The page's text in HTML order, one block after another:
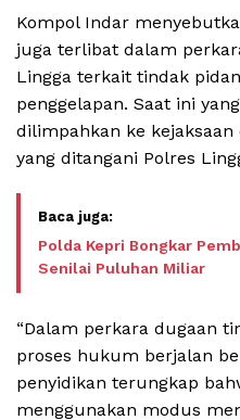
Kompol Indar
juga terlibat dalam
Lingga terkait tindak
penggelapan. Saat ini
dilimpahkan ke
yang ditangani Polres
Polda Kepri Bongkar
Senilai Puluhan Miliar
“Dalam perkara dugaan
proses hukum berjalan
penyidikan terungkap
menggunakan modus